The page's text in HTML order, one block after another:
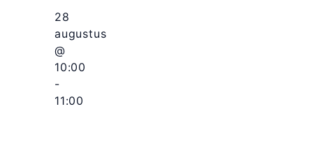
28
augustus
@
10:00
-
11:00